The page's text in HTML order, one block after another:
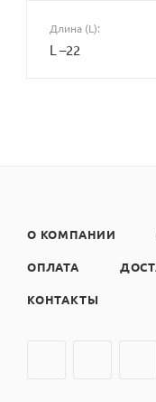
Длина (L):
L –22
О КОМПАНИИ
ОПЛАТА
КОНТАКТЫ